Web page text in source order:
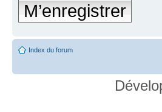
M’enregistrer
Index du forum